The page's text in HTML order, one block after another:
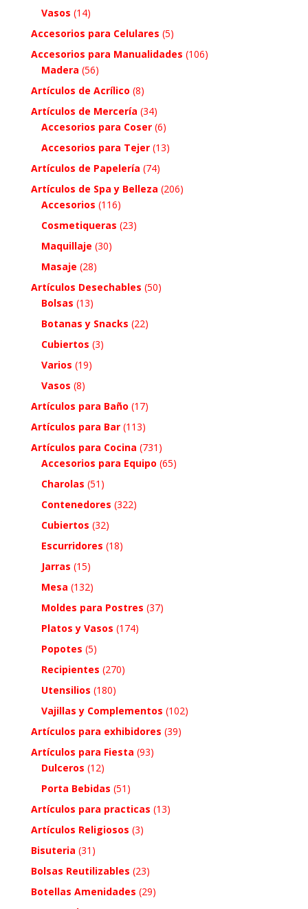
Vasos (14)
Accesorios para Celulares (5)
Accesorios para Manualidades (106)
Madera (56)
Artículos de Acrílico (8)
Artículos de Mercería (34)
Accesorios para Coser (6)
Accesorios para Tejer (13)
Artículos de Papelería (74)
Artículos de Spa y Belleza (206)
Accesorios (116)
Cosmetiqueras (23)
Maquillaje (30)
Masaje (28)
Artículos Desechables (50)
Bolsas (13)
Botanas y Snacks (22)
Cubiertos (3)
Varios (19)
Vasos (8)
Artículos para Baño (17)
Artículos para Bar (113)
Artículos para Cocina (731)
Accesorios para Equipo (65)
Charolas (51)
Contenedores (322)
Cubiertos (32)
Escurridores (18)
Jarras (15)
Mesa (132)
Moldes para Postres (37)
Platos y Vasos (174)
Popotes (5)
Recipientes (270)
Utensilios (180)
Vajillas y Complementos (102)
Artículos para exhibidores (39)
Artículos para Fiesta (93)
Dulceros (12)
Porta Bebidas (51)
Artículos para practicas (13)
Artículos Religiosos (3)
Bisuteria (31)
Bolsas Reutilizables (23)
Botellas Amenidades (29)